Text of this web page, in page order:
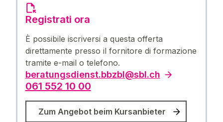
Registrati ora
È possibile iscriversi a questa offerta
direttamente presso il fornitore di formazione
tramite e-mail o telefono.
beratungsdienst.bbzbl@sbl.ch
061 552 10 00
Zum Angebot beim Kursanbieter